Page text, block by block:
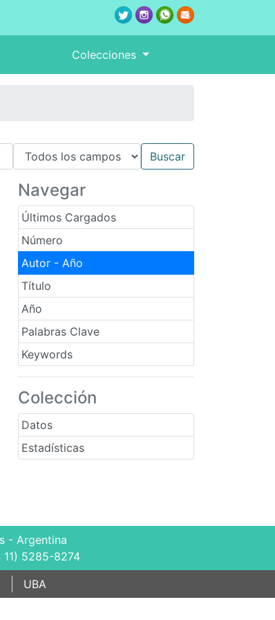
Colecciones
Navegar
Últimos Cargados
Número
Autor - Año
Título
Año
Palabras Clave
Keywords
Colección
Datos
Estadísticas
- Argentina
5285-8274
UBA